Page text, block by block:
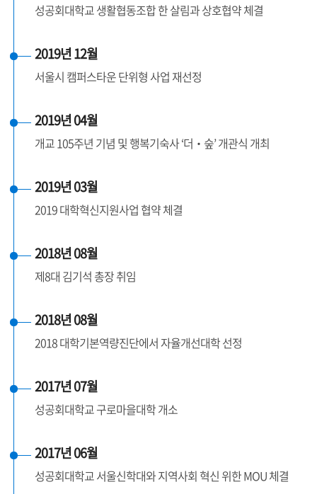
성공회대학교 생활협동조합 한 살림과 상호협약 체결
2019년 12월
서울시 캠퍼스타운 단위형 사업 재선정
2019년 04월
개교 105주년 기념 및 행복기숙사 ‘더‧숲’ 개관식 개최
2019년 03월
2019 대학혁신지원사업 협약 체결
2018년 08월
제8대 김기석 총장 취임
2018년 08월
2018 대학기본역량진단에서 자율개선대학 선정
2017년 07월
성공회대학교 구로마을대학 개소
2017년 06월
성공회대학교 서울신학대와 지역사회 혁신 위한 MOU 체결